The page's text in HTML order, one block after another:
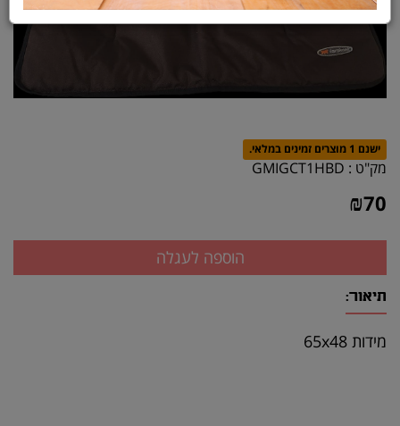
ישנם 1 מוצרים זמינים במלאי.
מק"ט : GMIGCT1HBD
₪70
תיאור:
מידות 65x48